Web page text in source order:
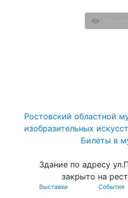
Ростовский областной
изобразительных
Билеты в
Здание по адресу
закрыто на
Выставки События